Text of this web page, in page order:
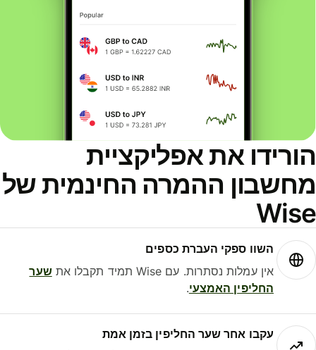
את אפליקציית
ההמרה החינמית של
השוו ספקי העברת כספים
אין עמלות נסתרות. עם Wise תמיד תקבלו את
שער
החליפין האמצעי.
עקבו אחר שער החליפין בזמן אמת